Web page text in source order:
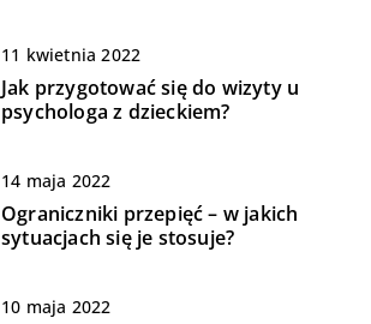
11 kwietnia 2022
Jak przygotować się do wizyty u
psychologa z dzieckiem?
14 maja 2022
Ograniczniki przepięć – w jakich
sytuacjach się je stosuje?
10 maja 2022